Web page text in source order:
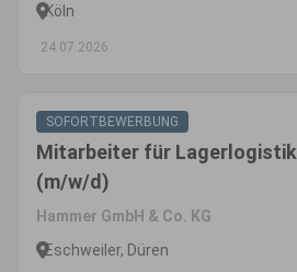
Köln
24.07.2026
SOFORTBEWERBUNG
Mitarbeiter für Lagerlogistik
(m/w/d)
Hammer GmbH & Co. KG
Eschweiler, Düren